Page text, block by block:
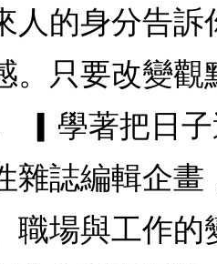
人的身分告
。只要改變
▎學著把日
雜誌編輯企
職場與工作